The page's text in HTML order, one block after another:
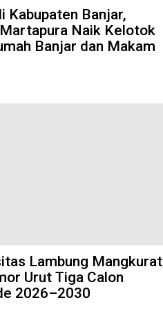
Kabupaten Banjar,
Naik Kelotok
Banjar dan Makam
Lambung Mangkurat
Urut Tiga Calon
2026–2030